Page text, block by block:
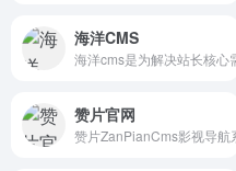
海洋CMS
海洋cms是为解决站长核心
赞片官网
赞片ZanPianCms影视导航